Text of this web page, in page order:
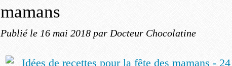
mamans
Publié le 16 mai 2018 par Docteur Chocolatine